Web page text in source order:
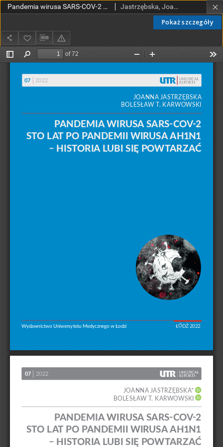
Pokaż szczegóły
Pandemia wirusa SARS-COV-2 sto lat po pandemii wirusa AH1N1 - historia lubi się powtarzać Jastrzębska, Joanna; Karwowski, Bolesław T.